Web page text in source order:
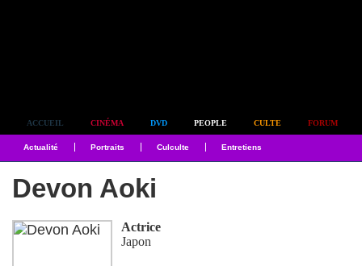
ACCUEIL CINÉMA DVD PEOPLE CULTE FORUM
Actualité Portraits Culculte Entretiens
Devon Aoki
Actrice
Japon